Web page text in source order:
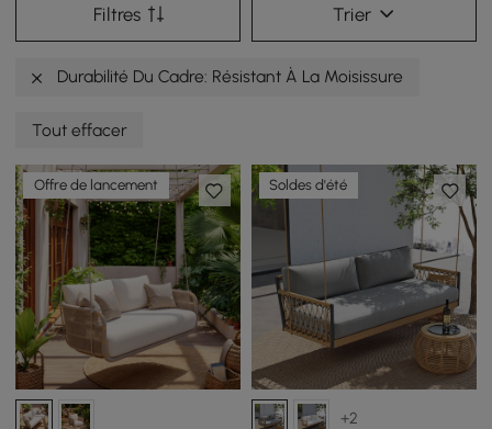
Filtres Trier
Durabilité Du Cadre: Résistant À La Moisissure
Tout effacer
Offre de lancement Soldes d'été
+2